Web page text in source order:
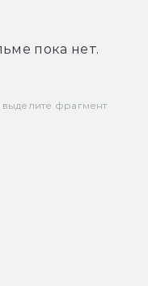
пока нет.
фрагмент